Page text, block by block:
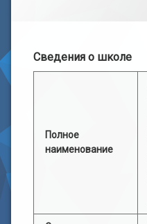
Сведения о школе
Полное
наименование